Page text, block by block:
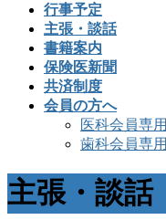
行事予定
主張・談話
書籍案内
保険医新聞
共済制度
会員の方へ
医科会員専用
歯科会員専用
主張・談話